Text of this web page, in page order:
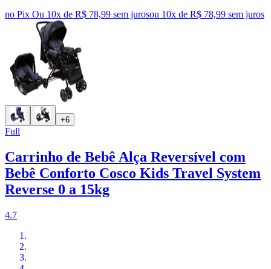
no Pix Ou 10x de R$ 78,99 sem jurosou 10x de R$ 78,99 sem juros
+6
Full
Carrinho de Bebê Alça Reversível com
Bebê Conforto Cosco Kids Travel System
Reverse 0 a 15kg
4.7